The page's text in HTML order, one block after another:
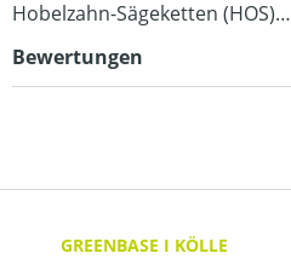
Hobelzahn-Sägeketten (HOS)…
Bewertungen
GREENBASE I KÖLLE